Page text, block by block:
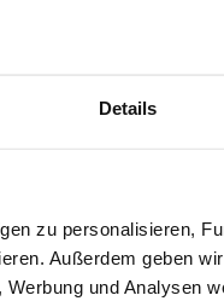
Details
zu personalisieren,
Außerdem geben
und Analysen
darf Varianten machen,